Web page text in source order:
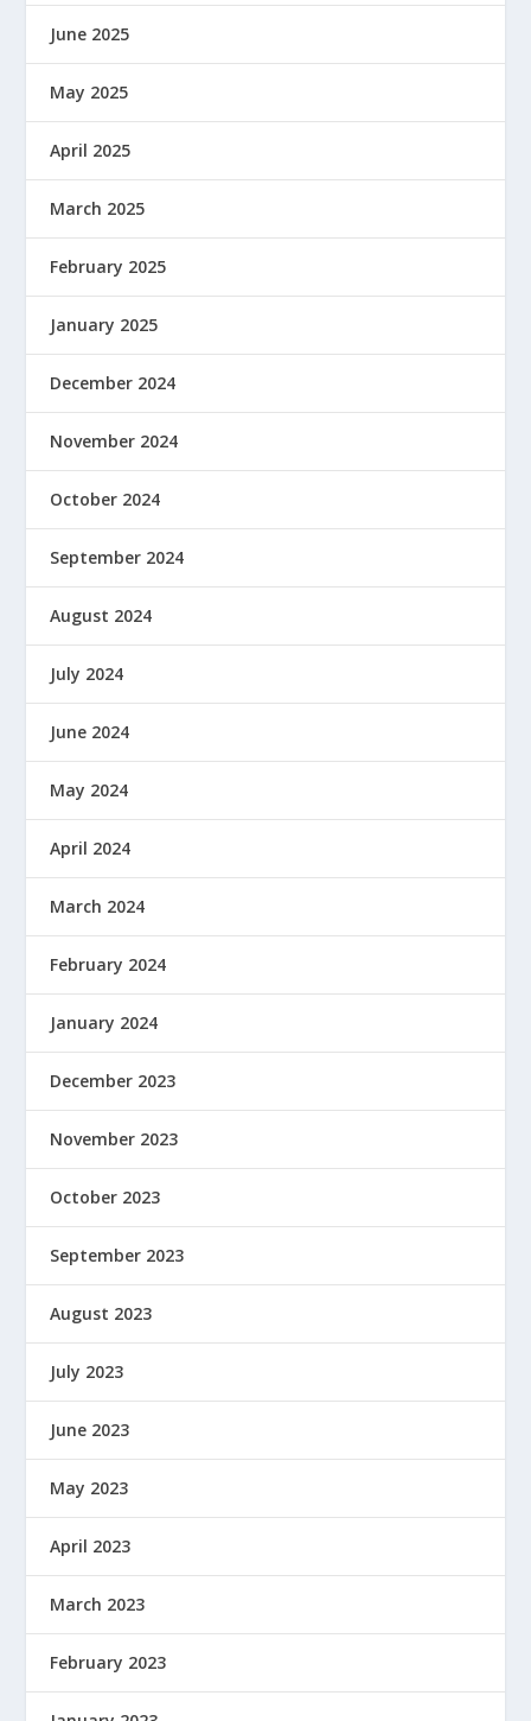
June 2025
May 2025
April 2025
March 2025
February 2025
January 2025
December 2024
November 2024
October 2024
September 2024
August 2024
July 2024
June 2024
May 2024
April 2024
March 2024
February 2024
January 2024
December 2023
November 2023
October 2023
September 2023
August 2023
July 2023
June 2023
May 2023
April 2023
March 2023
February 2023